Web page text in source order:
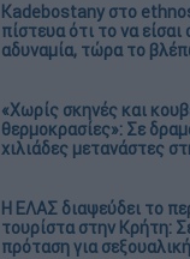
Kadebostany στο
πίστευα ότι το να
αδυναμία, τώρα το
«Χωρίς σκηνές και
θερμοκρασίες»: Σε
χιλιάδες μετανάστες
Η ΕΛΑΣ διαψεύδει το
τουρίστα στην Κρήτη:
πρόταση για